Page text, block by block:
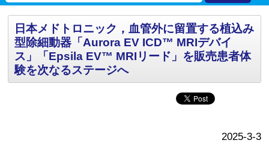
日本メドトロニック，血管外に留置する植込み
型除細動器「Aurora EV ICD™ MRIデバイ
ス」「Epsila EV™ MRIリード」を販売患者体
験を次なるステージへ
2025-3-3